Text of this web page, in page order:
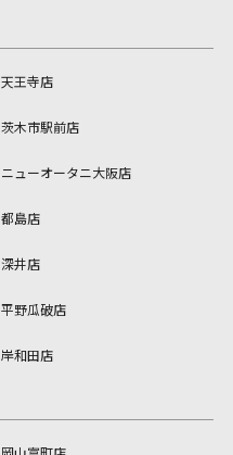
天王寺店
茨木市駅前店
ニューオータニ大阪店
都島店
深井店
平野瓜破店
岸和田店